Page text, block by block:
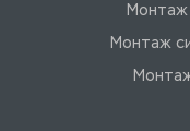
Монтаж
Монтаж